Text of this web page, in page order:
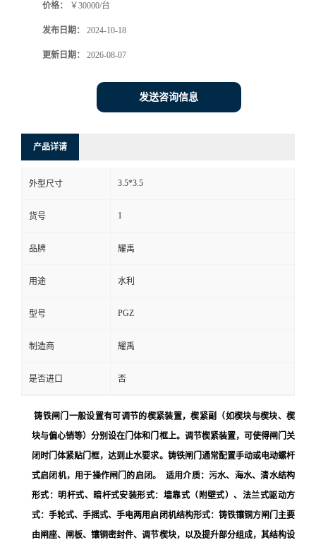
价格： ￥30000/台
发布日期： 2024-10-18
更新日期： 2026-08-07
发送咨询信息
产品详请
外型尺寸 3.5*3.5
货号 1
品牌 耀禹
用途 水利
型号 PGZ
制造商 耀禹
是否进口 否
铸铁闸门一般设置有可调节的楔紧装置，楔紧副（如楔块与楔块、楔
块与偏心销等）分别设在门体和门框上。调节楔紧装置，可使得闸门关
闭时门体紧贴门框，达到止水要求。铸铁闸门通常配置手动或电动螺杆
式启闭机，用于操作闸门的启闭。 适用介质：污水、海水、清水结构
形式：明杆式、暗杆式安装形式：墙靠式（附壁式）、法兰式驱动方
式：手轮式、手摇式、手电两用启闭机结构形式：铸铁镶铜方闸门主要
由闸座、闸板、镶铜密封件、调节楔块，以及提升部分组成，其结构设